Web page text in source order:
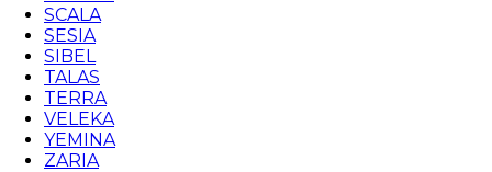
SCALA
SESIA
SIBEL
TALAS
TERRA
VELEKA
YEMINA
ZARIA